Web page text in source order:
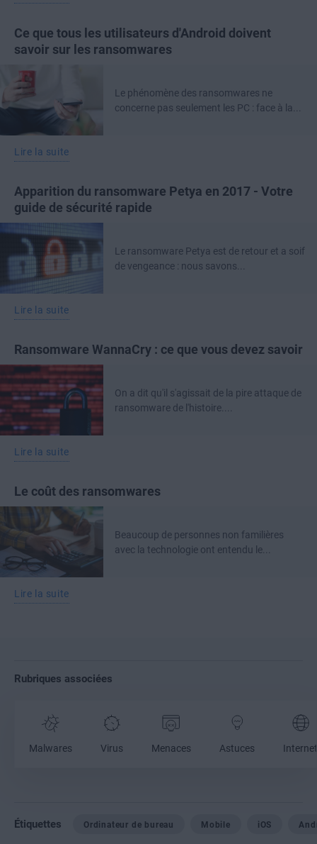
Ce que tous les utilisateurs d'Android doivent
savoir sur les ransomwares
Le phénomène des ransomwares ne
concerne pas seulement les PC : face à la...
Lire la suite
Apparition du ransomware Petya en 2017 - Votre
guide de sécurité rapide
Le ransomware Petya est de retour et a soif
de vengeance : nous savons...
Lire la suite
Ransomware WannaCry : ce que vous devez savoir
On a dit qu'il s'agissait de la pire attaque de
ransomware de l'histoire....
Lire la suite
Le coût des ransomwares
Beaucoup de personnes non familières
avec la technologie ont entendu le...
Lire la suite
Rubriques associées
Malwares Virus Menaces Astuces Internet
Étiquettes Ordinateur de bureau Mobile iOS